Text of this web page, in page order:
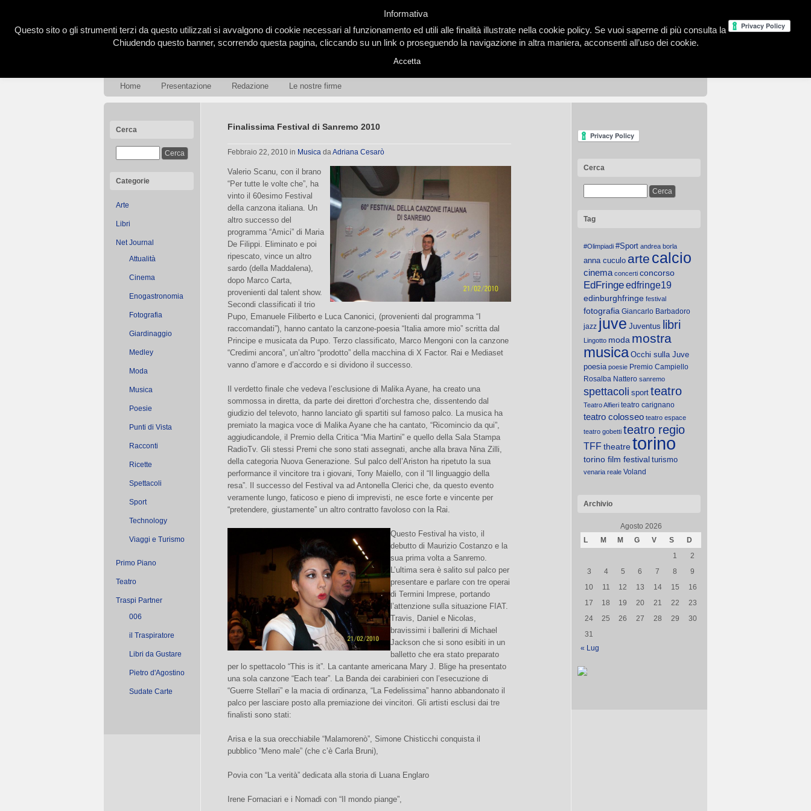
Home Presentazione Redazione Le nostre firme
Cerca
Categorie
Arte
Libri
Net Journal
Attualità
Cinema
Enogastronomia
Fotografia
Giardinaggio
Medley
Moda
Musica
Poesie
Punti di Vista
Racconti
Ricette
Spettacoli
Sport
Technology
Viaggi e Turismo
Primo Piano
Teatro
Traspi Partner
006
il Traspiratore
Libri da Gustare
Pietro d'Agostino
Sudate Carte
Finalissima Festival di Sanremo 2010
Febbraio 22, 2010 in Musica daAdriana Cesarò
Valerio Scanu, con il brano
“Per tutte le volte che”, ha
vinto il 60esimo Festival
della canzona italiana. Un
altro successo del
programma “Amici” di Maria
De Filippi. Eliminato e poi
ripescato, vince un altro
sardo (della Maddalena),
dopo Marco Carta,
provenienti dal talent show.
Secondi classificati il trio
Pupo, Emanuele Filiberto e Luca Canonici, (provenienti dal programma “I
raccomandati”), hanno cantato la canzone-poesia “Italia amore mio” scritta dal
Principe e musicata da Pupo. Terzo classificato, Marco Mengoni con la canzone
“Credimi ancora”, un’altro “prodotto” della macchina di X Factor. Rai e Mediaset
vanno d’amore e d’accordo e si dividono il successo.
Il verdetto finale che vedeva l’esclusione di Malika Ayane, ha creato una
sommossa in diretta, da parte dei direttori d’orchestra che, dissentendo dal
giudizio del televoto, hanno lanciato gli spartiti sul famoso palco. La musica ha
premiato la magica voce di Malika Ayane che ha cantato, “Ricomincio da qui”,
aggiudicandole, il Premio della Critica “Mia Martini” e quello della Sala Stampa
RadioTv. Gli stessi Premi che sono stati assegnati, anche alla brava Nina Zilli,
della categoria Nuova Generazione. Sul palco dell’Ariston ha ripetuto la sua
performance il vincitore tra i giovani, Tony Maiello, con il “Il linguaggio della
resa”. Il successo del Festival va ad Antonella Clerici che, da questo evento
veramente lungo, faticoso e pieno di imprevisti, ne esce forte e vincente per
“pretendere, giustamente” un altro contratto favoloso con la Rai.
Questo Festival ha visto, il
debutto di Maurizio Costanzo e la
sua prima volta a Sanremo.
L’ultima sera è salito sul palco per
presentare e parlare con tre operai
di Termini Imprese, portando
l’attenzione sulla situazione FIAT.
Travis, Daniel e Nicolas,
bravissimi i ballerini di Michael
Jackson che si sono esibiti in un
balletto che era stato preparato
per lo spettacolo “This is it”. La cantante americana Mary J. Blige ha presentato
una sola canzone “Each tear”. La Banda dei carabinieri con l’esecuzione di
“Guerre Stellari” e la macia di ordinanza, “La Fedelissima” hanno abbandonato il
palco per lasciare posto alla premiazione dei vincitori. Gli artisti esclusi dai tre
finalisti sono stati:
Arisa e la sua orecchiabile “Malamorenò”, Simone Chisticchi conquista il
pubblico “Meno male” (che c’è Carla Bruni),
Povia con “La verità” dedicata alla storia di Luana Englaro
Irene Fornaciari e i Nomadi con “Il mondo piange”,
Cerca
Tag
#Olimpiadi #Sport andrea borla
anna cuculo arte calcio
cinema concerti concorso
EdFringeedfringe19
edinburghfringe festival
fotografia Giancarlo Barbadoro
jazz juve Juventus libri
Lingotto moda mostra
musica Occhi sulla Juve
poesia poesie Premio Campiello
Rosalba Nattero sanremo
spettacoli sport teatro
Teatro Alfieri teatro carignano
teatro colosseo teatro espace
teatro gobetti teatro regio
TFFtheatretorino
torino film festival turismo
venaria reale Voland
Archivio
Agosto 2026
L
M M G V S
D
1
2
3
4 5 6 7 8
9
10
11 12 13 14 15
16
17
18 19 20 21 22
23
24
25 26 27 28 29
30
31
« Lug
Informativa
Questo sito o gli strumenti terzi da questo utilizzati si avvalgono di cookie necessari al funzionamento ed utili alle finalità illustrate nella cookie policy. Se vuoi saperne di più consulta la
Chiudendo questo banner, scorrendo questa pagina, cliccando su un link o proseguendo la navigazione in altra maniera, acconsenti all’uso dei cookie.
Accetta